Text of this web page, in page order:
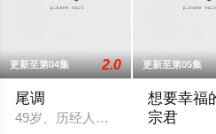
更新至第04集 2.0
尾调
49岁、历经人生酸甜苦辣而追求
更新至第05集
想要幸福
宗君